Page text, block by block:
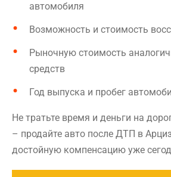
автомобиля
Возможность и стоимость
Рыночную стоимость
средств
Год выпуска и пробег
Не тратьте время и деньги на
– продайте авто после ДТП в
достойную компенсацию уже